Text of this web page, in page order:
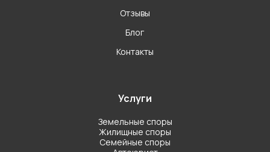
Отзывы
Блог
Контакты
Земельные споры
Жилищные споры
Семейные споры
Услуги